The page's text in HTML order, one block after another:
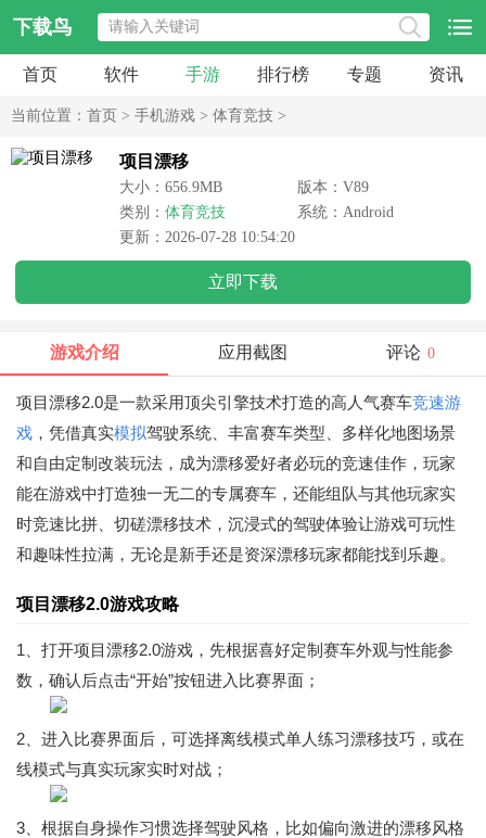
下载鸟
首页 软件 手游 排行榜 专题 资讯
当前位置： 首页 > 手机游戏 > 体育竞技 >
项目漂移
大小：656.9MB
版本：V89
类别： 体育竞技
系统：Android
更新：2026-07-28 10:54:20
立即下载
游戏介绍 应用截图 评论 0
项目漂移2.0是一款采用顶尖引擎技术打造的高人气赛车竞速游
戏 ，凭借真实模拟驾驶系统、丰富赛车类型、多样化地图场景
和自由定制改装玩法，成为漂移爱好者必玩的竞速佳作，玩家
能在游戏中打造独一无二的专属赛车，还能组队与其他玩家实
时竞速比拼、切磋漂移技术，沉浸式的驾驶体验让游戏可玩性
和趣味性拉满，无论是新手还是资深漂移玩家都能找到乐趣。
项目漂移2.0游戏攻略
1、打开项目漂移2.0游戏，先根据喜好定制赛车外观与性能参
数，确认后点击“开始”按钮进入比赛界面；
2、进入比赛界面后，可选择离线模式单人练习漂移技巧，或在
线模式与真实玩家实时对战；
3、根据自身操作习惯选择驾驶风格，比如偏向激进的漂移风格